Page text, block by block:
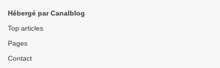
Hébergé par Canalblog
Top articles
Pages
Contact